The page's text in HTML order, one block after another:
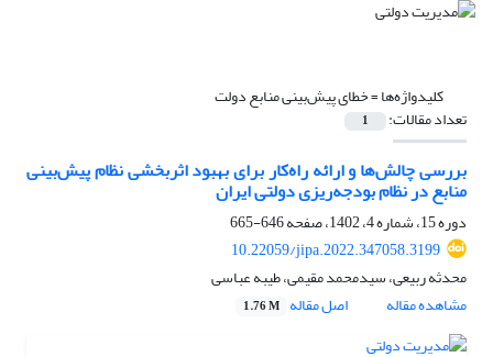
کلیدواژه‌ها =خطای پیش‌بینی منابع دولت
تعداد مقالات: 1
بررسی چالش‌ها و ارائه راه‌کار برای بهبود اثربخشی نظام پیش‌بینی
منابع در نظام بودجه‌ریزی دولتی ایران
دوره 15، شماره 4، 1402، صفحه
646-665
10.22059/jipa.2022.347058.3199
محدثه ربیعی، سیدمحمد مقیمی، طیبه عباسی
مشاهده مقاله
اصل مقاله 1.76 M